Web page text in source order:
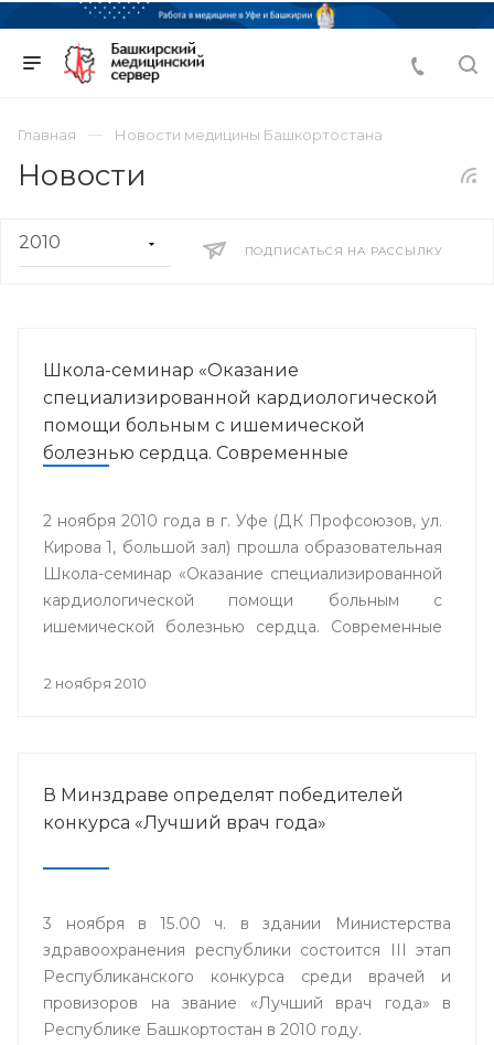
Главная Новости медицины Башкортостана
Новости
ПОДПИСАТЬСЯ НА РАССЫЛКУ
Школа-семинар «Оказание
специализированной кардиологической
помощи больным с ишемической
болезнью сердца. Современные
2 ноября 2010 года в г. Уфе (ДК Профсоюзов, ул.
Кирова 1, большой зал) прошла образовательная
Школа-семинар «Оказание специализированной
кардиологической помощи больным с
ишемической болезнью сердца. Современные
2 ноября 2010
В Минздраве определят победителей
конкурса «Лучший врач года»
3 ноября в 15.00 ч. в здании Министерства
здравоохранения республики состоится III этап
Республиканского конкурса среди врачей и
провизоров на звание «Лучший врач года» в
Республике Башкортостан в 2010 году.